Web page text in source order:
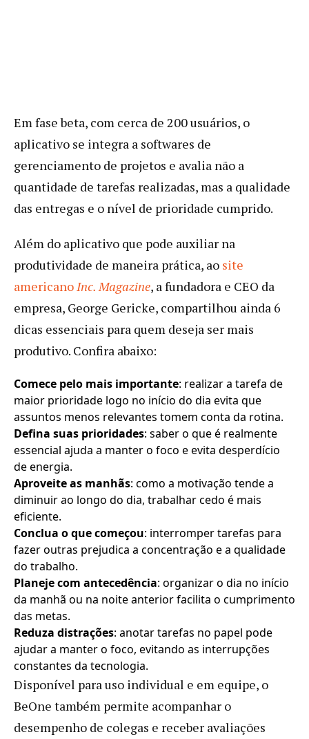
Em fase beta, com cerca de 200 usuários, o
aplicativo se integra a softwares de
gerenciamento de projetos e avalia não a
quantidade de tarefas realizadas, mas a qualidade
das entregas e o nível de prioridade cumprido.
Além do aplicativo que pode auxiliar na
produtividade de maneira prática, ao site
americanoInc. Magazine, a fundadora e CEO da
empresa, George Gericke, compartilhou ainda 6
dicas essenciais para quem deseja ser mais
produtivo. Confira abaixo:
Comece pelo mais importante: realizar a tarefa de
maior prioridade logo no início do dia evita que
assuntos menos relevantes tomem conta da rotina.
Defina suas prioridades: saber o que é realmente
essencial ajuda a manter o foco e evita desperdício
de energia.
Aproveite as manhãs: como a motivação tende a
diminuir ao longo do dia, trabalhar cedo é mais
eficiente.
Conclua o que começou: interromper tarefas para
fazer outras prejudica a concentração e a qualidade
do trabalho.
Planeje com antecedência: organizar o dia no início
da manhã ou na noite anterior facilita o cumprimento
das metas.
Reduza distrações: anotar tarefas no papel pode
ajudar a manter o foco, evitando as interrupções
constantes da tecnologia.
Disponível para uso individual e em equipe, o
BeOne também permite acompanhar o
desempenho de colegas e receber avaliações